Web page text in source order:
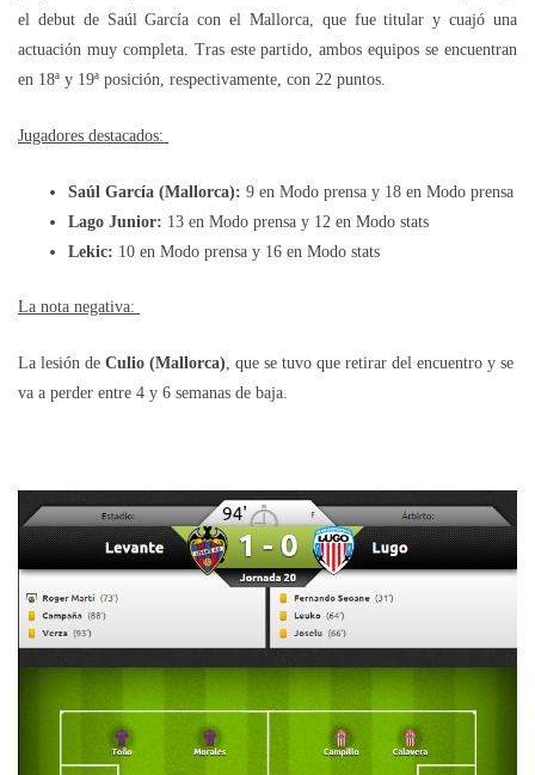
el debut de Saúl García con el Mallorca, que fue titular y cuajó una
actuación muy completa. Tras este partido, ambos equipos se encuentran
en 18ª y 19ª posición, respectivamente, con 22 puntos.
Jugadores destacados:
Saúl García (Mallorca): 9 en Modo prensa y 18 en Modo prensa
Lago Junior: 13 en Modo prensa y 12 en Modo stats
Lekic: 10 en Modo prensa y 16 en Modo stats
La nota negativa:
La lesión de Culio (Mallorca) , que se tuvo que retirar del encuentro y se
va a perder entre 4 y 6 semanas de baja.